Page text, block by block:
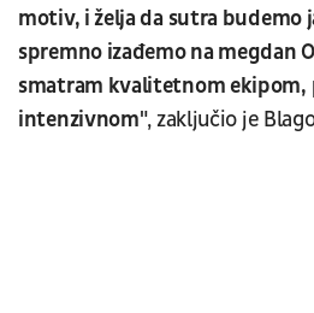
motiv, i želja da sutra budemo
spremno izađemo na megdan
smatram kvalitetnom ekipom,
intenzivnom", zaključio je